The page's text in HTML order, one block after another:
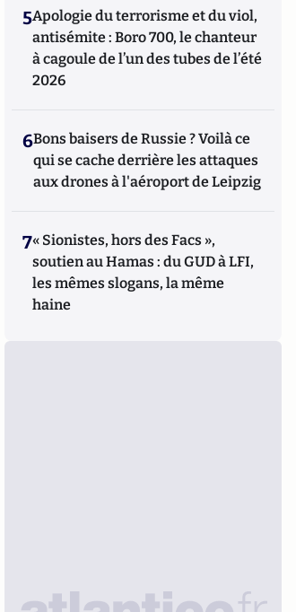
5Apologie du terrorisme et du viol,
antisémite : Boro 700, le chanteur
à cagoule de l’un des tubes de l’été
2026
6Bons baisers de Russie ? Voilà ce
qui se cache derrière les attaques
aux drones à l'aéroport de Leipzig
7« Sionistes, hors des Facs »,
soutien au Hamas : du GUD à LFI,
les mêmes slogans, la même
haine